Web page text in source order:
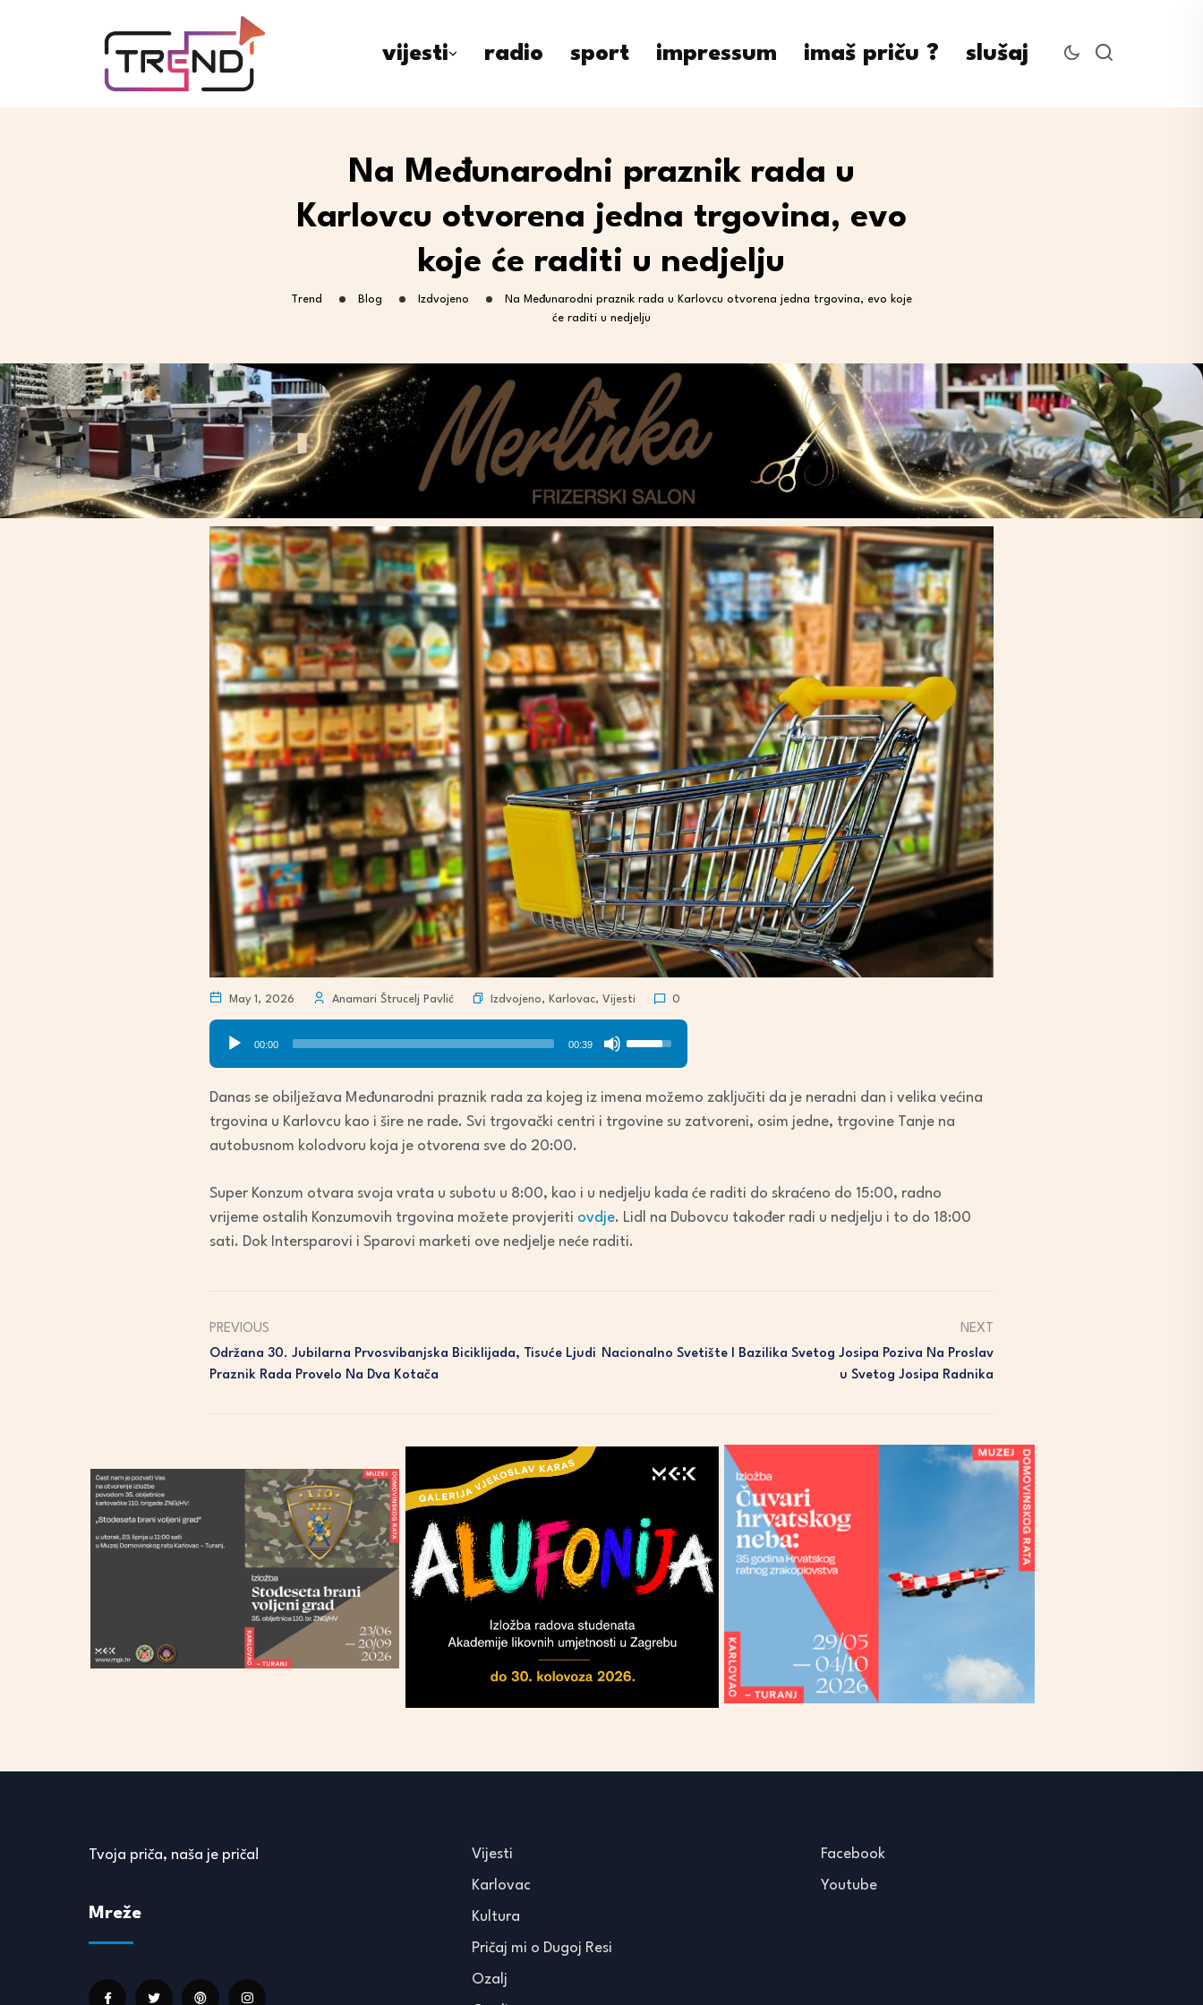
vijesti radio sport impressum imaš priču ? slušaj
Na Međunarodni praznik rada u
Karlovcu otvorena jedna trgovina, evo
koje će raditi u nedjelju
Trend Blog Izdvojeno
Na Međunarodni praznik rada u Karlovcu otvorena jedna trgovina, evo koje
će raditi u nedjelju
May 1, 2026 Anamari Štrucelj Pavlić Izdvojeno, Karlovac, Vijesti 0
Audio
Player
00:00 00:39
Use
Up/Down
or
decrease
Danas se obilježava Međunarodni praznik rada za kojeg iz imena možemo zaključiti da je neradni dan i velika većina
trgovina u Karlovcu kao i šire ne rade. Svi trgovački centri i trgovine su zatvoreni, osim jedne, trgovine Tanje na
autobusnom kolodvoru koja je otvorena sve do 20:00.
Super Konzum otvara svoja vrata u subotu u 8:00, kao i u nedjelju kada će raditi do skraćeno do 15:00, radno
vrijeme ostalih Konzumovih trgovina možete provjeriti ovdje. Lidl na Dubovcu također radi u nedjelju i to do 18:00
sati. Dok Intersparovi i Sparovi marketi ove nedjelje neće raditi.
PREVIOUS
Održana 30. Jubilarna Prvosvibanjska Biciklijada, Tisuće Ljudi
Praznik Rada Provelo Na Dva Kotača
NEXT
Nacionalno Svetište I Bazilika Svetog Josipa Poziva Na Proslav
U Svetog Josipa Radnika
Tvoja priča, naša je priča!
Mreže
Vijesti
Karlovac
Kultura
Pričaj mi o Dugoj Resi
Ozalj
Facebook
Youtube